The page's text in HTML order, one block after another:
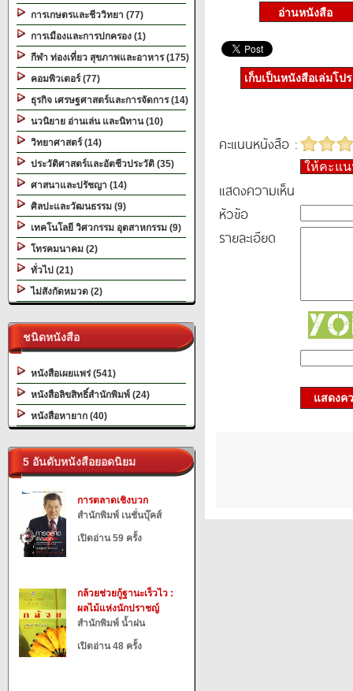
การเกษตรและชีววิทยา (77)
การเมืองและการปกครอง (1)
กีฬา ท่องเที่ยว สุขภาพและอาหาร (175)
คอมพิวเตอร์ (77)
ธุรกิจ เศรษฐศาสตร์และการจัดการ (14)
นวนิยาย อ่านเล่น และนิทาน (10)
วิทยาศาสตร์ (14)
ประวัติศาสตร์และอัตชีวประวัติ (35)
ศาสนาและปรัชญา (14)
ศิลปะและวัฒนธรรม (9)
เทคโนโลยี วิศวกรรม อุตสาหกรรม (9)
โทรคมนาคม (2)
ทั่วไป (21)
ไม่สังกัดหมวด (2)
ชนิดหนังสือ
หนังสือเผยแพร่ (541)
หนังสือลิขสิทธิ์สำนักพิมพ์ (24)
หนังสือหายาก (40)
5 อันดับหนังสือยอดนิยม
การตลาดเชิงบวก
สำนักพิมพ์ เนชั่นบุ๊คส์
เปิดอ่าน 59 ครั้ง
กล้วยช่วยกู้ฐานะเร็วไว :
ผลไม้แห่งนักปราชญ์
สำนักพิมพ์ น้ำฝน
เปิดอ่าน 48 ครั้ง
เก็บเป็นหนังสือเล่มโป
คะแนนหนังสือ :
ให้คะแ
แสดงความเห็น
หัวข้อ
รายละเอียด
แสดงค